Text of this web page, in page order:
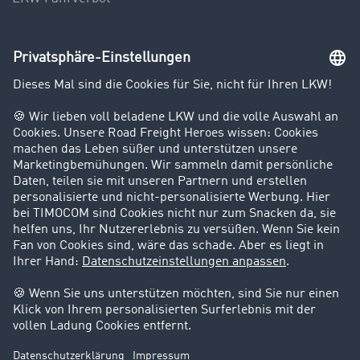
Unternehmen
Kunden werben Kunden
Success Stories
Karriere
Support
Kontakt
Rechtliches
Impressum
AGB